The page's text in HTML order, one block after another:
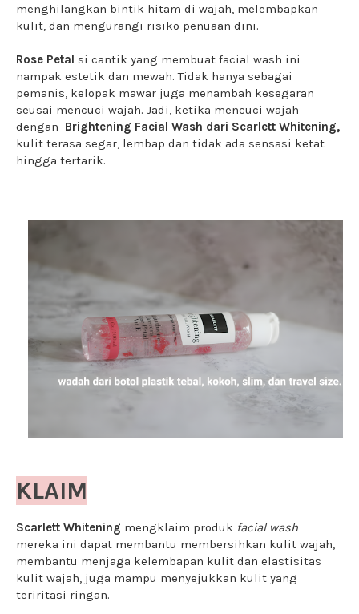
menghilangkan bintik hitam di wajah, melembapkan
kulit, dan mengurangi risiko penuaan dini.
Rose Petal si cantik yang membuat facial wash ini
nampak estetik dan mewah. Tidak hanya sebagai
pemanis, kelopak mawar juga menambah kesegaran
seusai mencuci wajah. Jadi, ketika mencuci wajah
dengan Brightening Facial Wash dari Scarlett Whitening,
kulit terasa segar, lembap dan tidak ada sensasi ketat
hingga tertarik.
KLAIM
Scarlett Whitening mengklaim produk facial wash
mereka ini dapat membantu membersihkan kulit wajah,
membantu menjaga kelembapan kulit dan elastisitas
kulit wajah, juga mampu menyejukkan kulit yang
teriritasi ringan.